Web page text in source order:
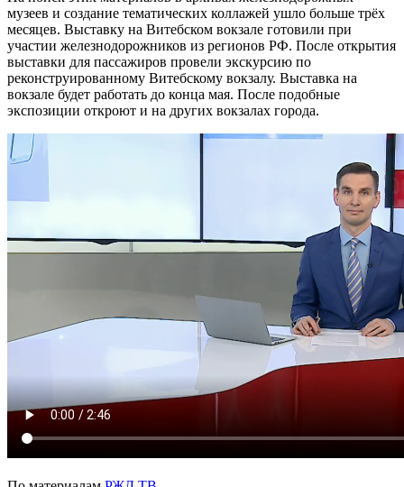
музеев и создание тематических коллажей ушло больше трёх
месяцев. Выставку на Витебском вокзале готовили при
участии железнодорожников из регионов РФ. После открытия
выставки для пассажиров провели экскурсию по
реконструированному Витебскому вокзалу. Выставка на
вокзале будет работать до конца мая. После подобные
экспозиции откроют и на других вокзалах города.